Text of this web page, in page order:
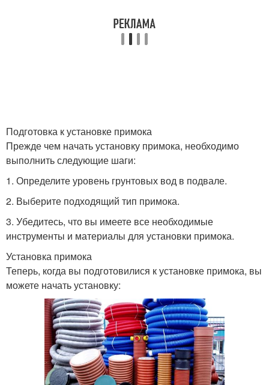
Подготовка к установке примока
Прежде чем начать установку примока, необходимо
выполнить следующие шаги:
1. Определите уровень грунтовых вод в подвале.
2. Выберите подходящий тип примока.
3. Убедитесь, что вы имеете все необходимые
инструменты и материалы для установки примока.
Установка примока
Теперь, когда вы подготовилися к установке примока, вы
можете начать установку: